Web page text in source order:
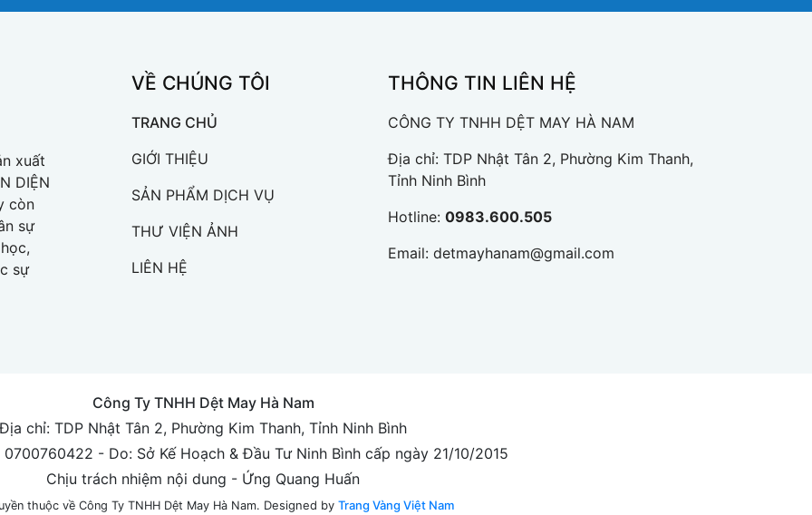
xuất
DIỆN
còn
sự
sự
VỀ CHÚNG TÔI
TRANG CHỦ
GIỚI THIỆU
SẢN PHẨM DỊCH VỤ
THƯ VIỆN ẢNH
LIÊN HỆ
THÔNG TIN LIÊN HỆ
CÔNG TY TNHH DỆT MAY HÀ NAM
Địa chỉ: TDP Nhật Tân 2, Phường Kim Thanh,
Tỉnh Ninh Bình
Hotline: 0983.600.505
Email: detmayhanam@gmail.com
Công Ty TNHH Dệt May Hà Nam
Địa chỉ: TDP Nhật Tân 2, Phường Kim Thanh, Tỉnh Ninh Bình
- Do: Sở Kế Hoạch & Đầu Tư Ninh Bình cấp ngày 21/10/2015
Chịu trách nhiệm nội dung - Ứng Quang Huấn
thuộc về Công Ty TNHH Dệt May Hà Nam. Designed by Trang Vàng Việt Nam